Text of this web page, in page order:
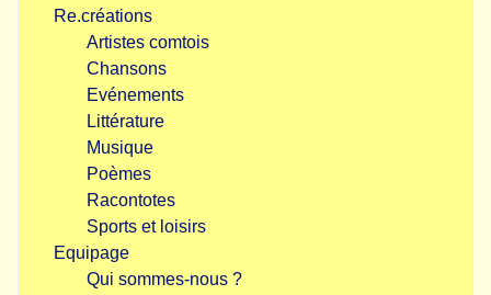
Re.créations
Artistes comtois
Chansons
Evénements
Littérature
Musique
Poèmes
Racontotes
Sports et loisirs
Equipage
Qui sommes-nous ?